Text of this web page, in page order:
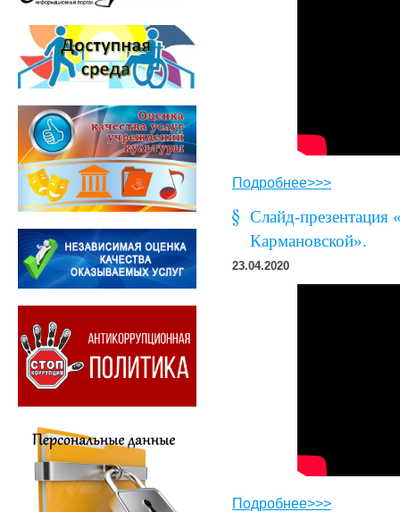
Подробнее>>>
Слайд-презентация
Кармановской».
23.04.2020
Подробнее>>>